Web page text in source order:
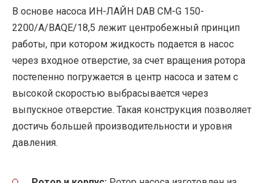
В основе насоса ИН-ЛАЙН DAB CM-G 150-
2200/A/BAQE/18,5 лежит центробежный принцип
работы, при котором жидкость подается в насос
через входное отверстие, за счет вращения ротора
постепенно погружается в центр насоса и затем с
высокой скоростью выбрасывается через
выпускное отверстие. Такая конструкция позволяет
достичь большей производительности и уровня
давления.